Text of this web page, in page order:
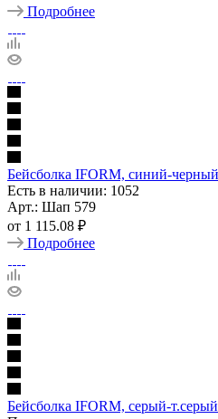
Подробнее
Бейсболка IFORM, синий-черный
Есть в наличии: 1052
Арт.: Шап 579
от 1 115.08 ₽
Подробнее
Бейсболка IFORM, серый-т.серый